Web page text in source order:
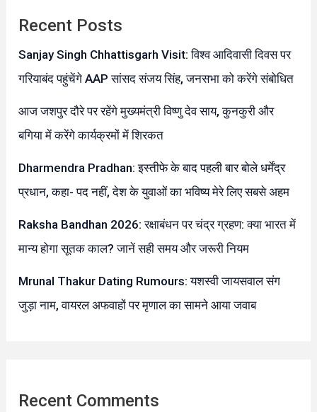
Recent Posts
Sanjay Singh Chhattisgarh Visit: विश्व आदिवासी दिवस पर
गरियाबंद पहुंचेंगे AAP सांसद संजय सिंह, जनसभा को करेंगे संबोधित
आज जशपुर दौरे पर रहेंगे मुख्यमंत्री विष्णु देव साय, कुनकुरी और
बगिया में करेंगे कार्यक्रमों में शिरकत
Dharmendra Pradhan: इस्तीफे के बाद पहली बार बोले धर्मेंद्र
प्रधान, कहा- पद नहीं, देश के युवाओं का भविष्य मेरे लिए सबसे अहम
Raksha Bandhan 2026: रक्षाबंधन पर चंद्र ग्रहण: क्या भारत में
मान्य होगा सूतक काल? जानें सही समय और जरूरी नियम
Mrunal Thakur Dating Rumours: यशस्वी जायसवाल संग
जुड़ा नाम, वायरल अफवाहों पर मृणाल का सामने आया जवाब
Recent Comments